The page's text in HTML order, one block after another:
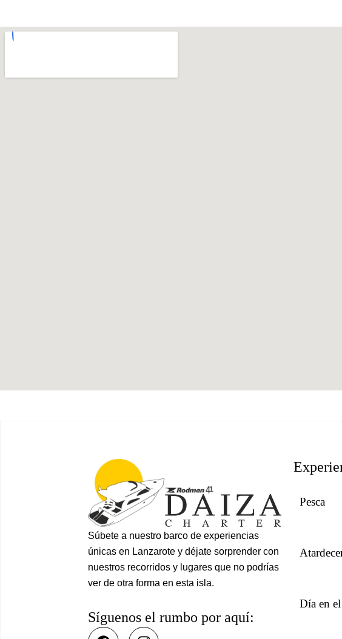
Súbete a nuestro barco de experiencias
únicas en Lanzarote y déjate sorprender con
nuestros recorridos y lugares que no podrías
ver de otra forma en esta isla.
Síguenos el rumbo por aquí:
F
I
Pesca
Día en el